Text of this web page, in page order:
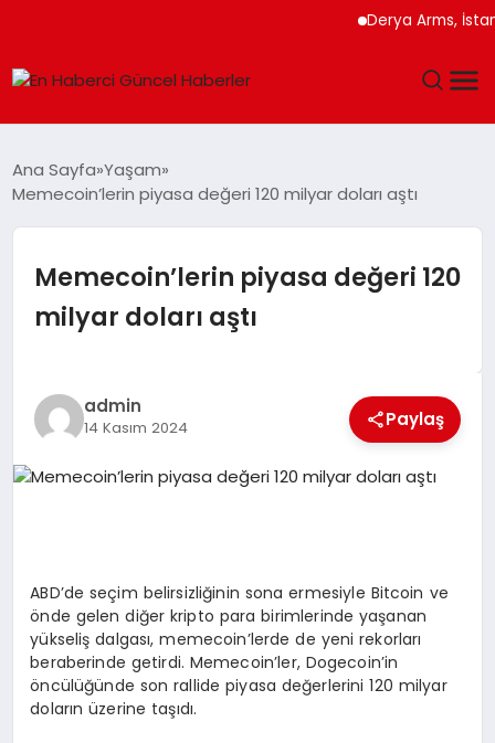
Derya Arms,
SAĞLIK
TEKNOLOJI
DÜNYA
SIYASET
Ana Sayfa Yaşam
Memecoin’lerin piyasa değeri 120 milyar doları aştı
Memecoin’lerin piyasa değeri 120
milyar doları aştı
admin
14 Kasım 2024 Paylaş
ABD’de seçim belirsizliğinin sona ermesiyle Bitcoin ve
önde gelen diğer kripto para birimlerinde yaşanan
yükseliş dalgası, memecoin’lerde de yeni rekorları
beraberinde getirdi. Memecoin’ler, Dogecoin’in
öncülüğünde son rallide piyasa değerlerini 120 milyar
doların üzerine taşıdı.